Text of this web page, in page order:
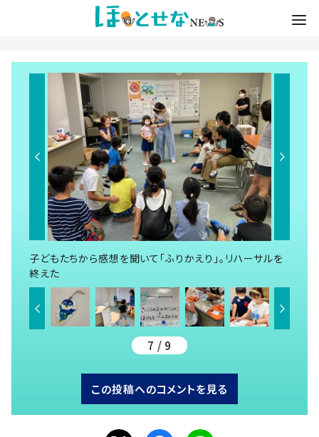
子どもたちから感想を聞いて「ふりかえり」。リハーサルを
終えた
7 / 9
この投稿へのコメントを見る